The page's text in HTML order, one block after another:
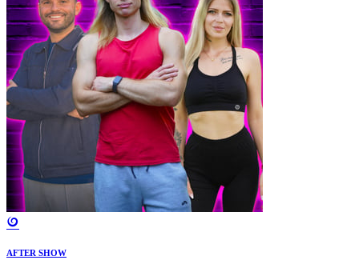
AFTER SHOW